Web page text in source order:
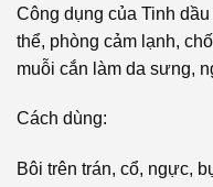
Công dụng của Tinh
thể, phòng cảm lạnh,
muỗi cắn làm da sưng,
Cách dùng:
Bôi trên trán, cổ, ngực,